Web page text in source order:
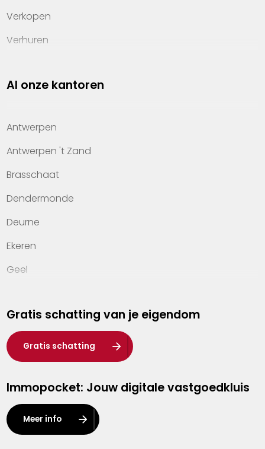
Verkopen
Verhuren
Property management
Kennis van wonen
Kantoren
Veelgestelde vragen
Werken bij Heylen Vastgoed
Contact
Al onze kantoren
Antwerpen
Antwerpen 't Zand
Brasschaat
Dendermonde
Deurne
Ekeren
Geel
Hasselt
Heist-op-den-Berg
Herentals
Kalmthout
Leuven
Lier
Gratis schatting van je eigendom
Gratis schatting
Immopocket: Jouw digitale vastgoedkluis
Meer info